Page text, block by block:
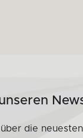
über die